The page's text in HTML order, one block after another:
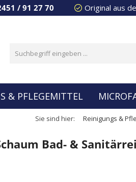
/ 91 27 70 Original aus
& PFLEGEMITTEL
Sie sind hier: Reinigungs &
Bad- &